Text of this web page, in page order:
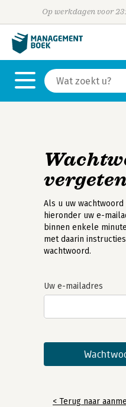
Op werkdagen voor
Als u uw
hieronder uw e-
binnen enkele
met daarin
wachtwoord.
Uw e-mailadres
< Terug naar